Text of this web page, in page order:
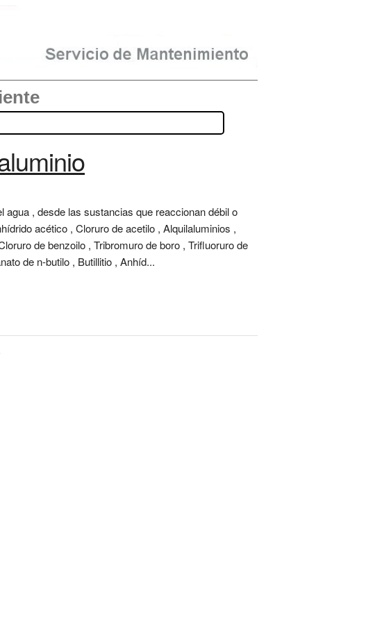
, desde las sustancias que reaccionan débil o
acético , Cloruro de acetilo , Alquilaluminios ,
de benzoilo , Tribromuro de boro , Trifluoruro de
de n-butilo , Butillitio , Anhíd...